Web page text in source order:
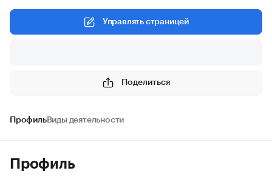
Управлять страницей
Поделиться
ПрофильВиды деятельности
Профиль